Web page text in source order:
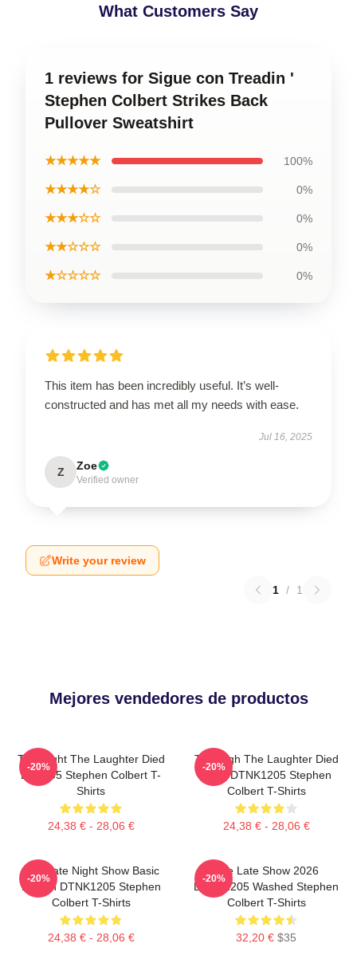
What Customers Say
1 reviews for Sigue con Treadin '
Stephen Colbert Strikes Back
Pullover Sweatshirt
★★★★★ 100%
★★★★☆ 0%
★★★☆☆ 0%
★★☆☆☆ 0%
★☆☆☆☆ 0%
This item has been incredibly useful. It’s well-
constructed and has met all my needs with ease.
Jul 16, 2025
Z Zoe
Verified owner
Write your review
1 / 1
Mejores vendedores de productos
The Night The Laughter Died
LA 1405 Stephen Colbert T-
Shirts
24,38 € - 28,06 €
-20%
The Nigh The Laughter Died
2026 DTNK1205 Stephen
Colbert T-Shirts
24,38 € - 28,06 €
-20%
The Late Night Show Basic
Design DTNK1205 Stephen
Colbert T-Shirts
24,38 € - 28,06 €
-20%
The Late Show 2026
DTNK1205 Washed Stephen
Colbert T-Shirts
32,20 € $35
-20%